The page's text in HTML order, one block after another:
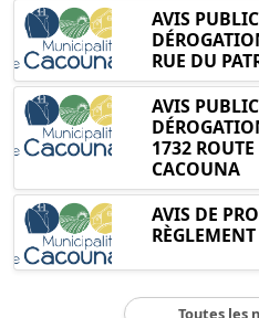
AVIS
RUE DU
AVIS
1732
CACOUNA
AVIS DE
Toutes les